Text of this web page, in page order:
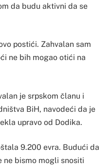
da budu aktivni da se
postići. Zahvalan sam
ne bih mogao otići na
je srpskom članu i
BiH, navodeći da je
upravo od Dodika.
9.200 evra. Budući da
ne bismo mogli snositi